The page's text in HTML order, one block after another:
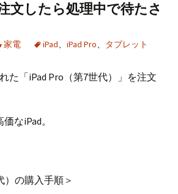
文したら処理中で待たさ
家電 iPad、 iPad Pro、 タブレット
た「iPad Pro（第7世代）」を注文
なiPad。
）の購入手順＞